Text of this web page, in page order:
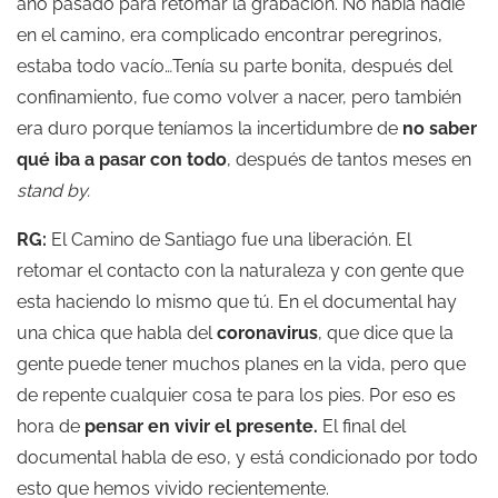
en el camino, era complicado encontrar peregrinos,
estaba todo vacío…Tenía su parte bonita, después del
confinamiento, fue como volver a nacer, pero también
era duro porque teníamos la incertidumbre de no saber
qué iba a pasar con todo, después de tantos meses en
stand by.
RG: El Camino de Santiago fue una liberación. El
retomar el contacto con la naturaleza y con gente que
esta haciendo lo mismo que tú. En el documental hay
una chica que habla delcoronavirus, que dice que la
gente puede tener muchos planes en la vida, pero que
de repente cualquier cosa te para los pies. Por eso es
hora de pensar en vivir el presente. El final del
documental habla de eso, y está condicionado por todo
esto que hemos vivido recientemente.